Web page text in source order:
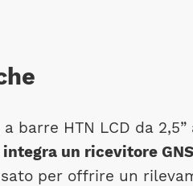
barre HTN LCD da
integra un ricevitore
per offrire un